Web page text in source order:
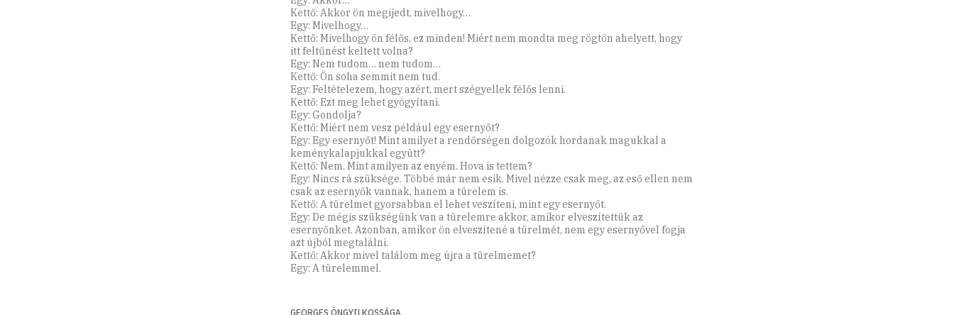
Kettő: Akkor ön megijedt, mivelhogy…
Egy: Mivelhogy…
Kettő: Mivelhogy ön félős, ez minden! Miért nem mondta meg rögtön ahelyett, hogy
itt feltűnést keltett volna?
Egy: Nem tudom… nem tudom…
Kettő: Ön soha semmit nem tud.
Egy: Feltételezem, hogy azért, mert szégyellek félős lenni.
Kettő: Ezt meg lehet gyógyítani.
Egy: Gondolja?
Kettő: Miért nem vesz például egy esernyőt?
Egy: Egy esernyőt! Mint amilyet a rendőrségen dolgozók hordanak magukkal a
keménykalapjukkal együtt?
Kettő: Nem. Mint amilyen az enyém. Hova is tettem?
Egy: Nincs rá szüksége. Többé már nem esik. Mivel nézze csak meg, az eső ellen nem
csak az esernyők vannak, hanem a türelem is.
Kettő: A türelmet gyorsabban el lehet veszíteni, mint egy esernyőt.
Egy: De mégis szükségünk van a türelemre akkor, amikor elveszítettük az
esernyőnket. Azonban, amikor ön elveszítené a türelmét, nem egy esernyővel fogja
azt újból megtalálni.
Kettő: Akkor mivel találom meg újra a türelmemet?
Egy: A türelemmel.